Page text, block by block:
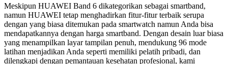
Meskipun HUAWEI Band 6 dikategorikan sebagai smartband,
namun HUAWEI tetap menghadirkan fitur-fitur terbaik serupa
dengan yang biasa ditemukan pada smartwatch namun Anda bisa
mendapatkannya dengan harga smartband. Dengan desain luar biasa
yang menampilkan layar tampilan penuh, mendukung 96 mode
latihan menjadikan Anda seperti memiliki pelatih pribadi, dan
dilengkapi dengan pemantauan kesehatan profesional, kami